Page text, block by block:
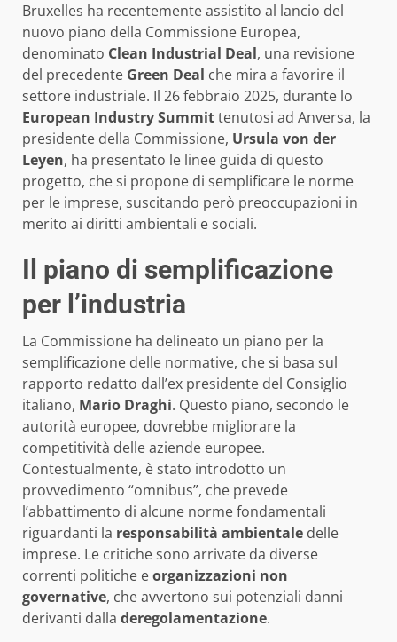
Bruxelles ha recentemente assistito al lancio del
nuovo piano della Commissione Europea,
denominato Clean Industrial Deal, una revisione
del precedente Green Deal che mira a favorire il
settore industriale. Il 26 febbraio 2025, durante lo
European Industry Summittenutosi ad Anversa, la
presidente della Commissione, Ursula von der
Leyen, ha presentato le linee guida di questo
progetto, che si propone di semplificare le norme
per le imprese, suscitando però preoccupazioni in
merito ai diritti ambientali e sociali.
Il piano di semplificazione
per l’industria
La Commissione ha delineato un piano per la
semplificazione delle normative, che si basa sul
rapporto redatto dall’ex presidente del Consiglio
italiano, Mario Draghi. Questo piano, secondo le
autorità europee, dovrebbe migliorare la
competitività delle aziende europee.
Contestualmente, è stato introdotto un
provvedimento “omnibus”, che prevede
l’abbattimento di alcune norme fondamentali
riguardanti la responsabilità ambientale delle
imprese. Le critiche sono arrivate da diverse
correnti politiche eorganizzazioni non
governative, che avvertono sui potenziali danni
derivanti dalla deregolamentazione.